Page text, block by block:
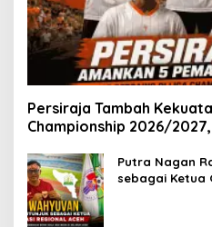
Persiraja Tambah
Championship 2026/
Putra Nagan
sebagai Ketua